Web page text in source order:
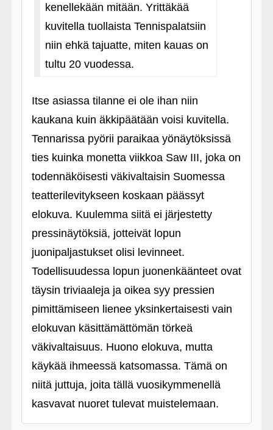
kenellekään mitään. Yrittäkää
kuvitella tuollaista Tennispalatsiin
niin ehkä tajuatte, miten kauas on
tultu 20 vuodessa.
Itse asiassa tilanne ei ole ihan niin
kaukana kuin äkkipäätään voisi kuvitella.
Tennarissa pyörii paraikaa yönäytöksissä
ties kuinka monetta viikkoa Saw III, joka on
todennäköisesti väkivaltaisin Suomessa
teatterilevitykseen koskaan päässyt
elokuva. Kuulemma siitä ei järjestetty
pressinäytöksiä, jotteivät lopun
juonipaljastukset olisi levinneet.
Todellisuudessa lopun juonenkäänteet ovat
täysin triviaaleja ja oikea syy pressien
pimittämiseen lienee yksinkertaisesti vain
elokuvan käsittämättömän törkeä
väkivaltaisuus. Huono elokuva, mutta
käykää ihmeessä katsomassa. Tämä on
niitä juttuja, joita tällä vuosikymmenellä
kasvavat nuoret tulevat muistelemaan.